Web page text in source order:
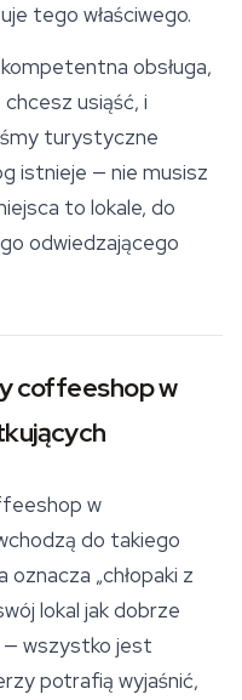
tego właściwego.
obsługa,
usiąść, i
turystyczne
istnieje — nie musisz
to lokale, do
odwiedzającego
coffeeshop w
w
do takiego
„chłopaki z
lokal jak dobrze
— wszystko jest
potrafią wyjaśnić,